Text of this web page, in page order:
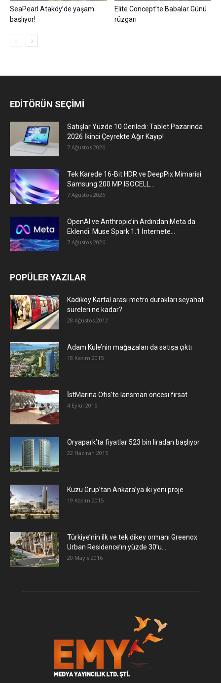
SeaPearl Ataköy’de yaşam
başlıyor!
Elite Concept’te Babalar Günü
rüzgarı
EDİTÖRÜN SEÇİMİ
Satışlar Yüzde 10 Geriledi: Tablet Pazarında
2026 İkinci Çeyrekte Ağır Kayıp!
7 Ağustos 2026
Tek Karede 16-Bit HDR ve DeepPix Mimarisi:
Samsung 200 MP ISOCELL...
7 Ağustos 2026
OpenAI ve Anthropic’in Ardından Meta da
Eklendi: Muse Spark 1.1 İnternete...
7 Ağustos 2026
POPÜLER YAZILAR
Kadıköy Kartal arası metro durakları seyahat
süreleri ne kadar?
28 Ağustos 2012
Adam Kule’nin mağazaları da satışa çıktı
18 Kasım 2015
İstMarina Ofis’te lansman öncesi fırsat
4 Eylül 2015
Oryapark’ta fiyatlar 523 bin liradan başlıyor
22 Haziran 2015
​Kuzu Grup’tan Ankara’ya iki yeni proje
19 Kasım 2015
Türkiye’nin ilk ve tek dikey ormanı Greenox
Urban Residence’ın yüzde 30’u...
20 Mayıs 2016